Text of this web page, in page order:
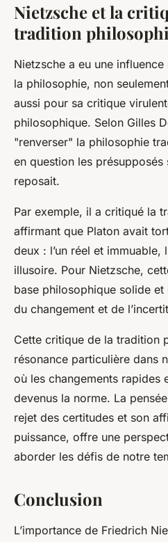
Nietzsche et la
tradition
Nietzsche a eu une
la philosophie, non
aussi pour sa critique
philosophique. Selon Gilles
"renverser" la philosophie
en question les présupposés
reposait.
Par exemple, il a critiqué la
affirmant que Platon avait
deux : l’un réel et immuable,
illusoire. Pour Nietzsche,
base philosophique solide
du changement et de
Cette critique de la tradition
résonance particulière dans
où les changements rapides
devenus la norme. La
rejet des certitudes et son
puissance, offre une
aborder les défis de notre
Conclusion
L’importance de Friedrich